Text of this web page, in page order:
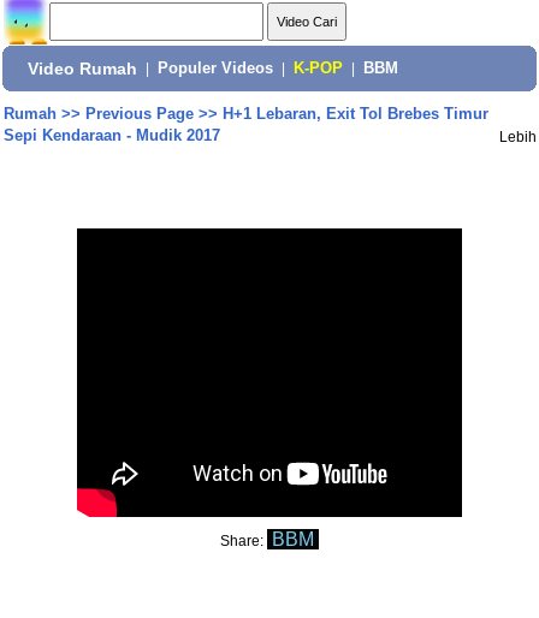
Video Rumah Populer Videos K-POP BBM
Rumah>> Previous Page>> H+1 Lebaran, Exit Tol Brebes Timur
Sepi Kendaraan - Mudik 2017
Lebih
Share: BBM